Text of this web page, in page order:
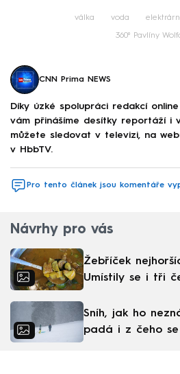
válka voda
360⁰ Pavlíny
CNN Prima NEWS
Díky úzké spolupráci redakcí
vám přinášíme desítky reportáží i
můžete sledovat v televizi, na
v HbbTV.
Pro tento článek jsou komentáře
Návrhy pro vás
Žebříček
Umístily se i tři
Sníh, jak ho
padá i z čeho